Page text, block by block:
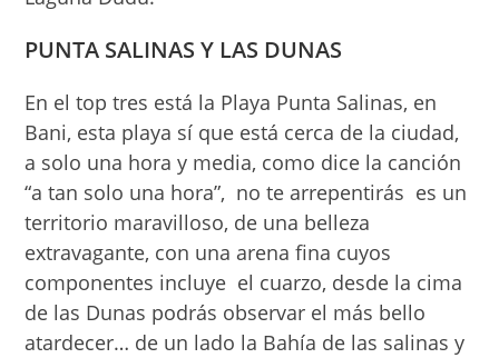
PUNTA SALINAS Y LAS DUNAS
En el top tres está la Playa Punta Salinas, en
Bani, esta playa sí que está cerca de la ciudad,
a solo una hora y media, como dice la canción
“a tan solo una hora”, no te arrepentirás es un
territorio maravilloso, de una belleza
extravagante, con una arena fina cuyos
componentes incluye el cuarzo, desde la cima
de las Dunas podrás observar el más bello
atardecer… de un lado la Bahía de las salinas y